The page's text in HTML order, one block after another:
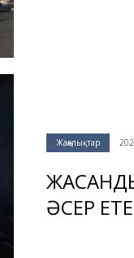
Жаңалықтар
ӘСЕР